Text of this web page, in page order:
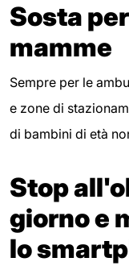
Sosta
mamme
Sempre per le
e zone di
di bambini di età
Stop
giorno e
lo